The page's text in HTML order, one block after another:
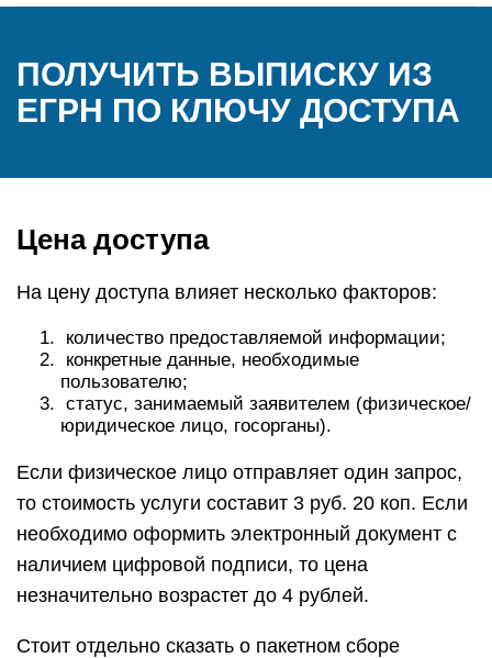
ПОЛУЧИТЬ ВЫПИСКУ ИЗ
ЕГРН ПО КЛЮЧУ ДОСТУПА
Цена доступа
На цену доступа влияет несколько факторов:
количество предоставляемой информации;
конкретные данные, необходимые
пользователю;
статус, занимаемый заявителем (физическое/
юридическое лицо, госорганы).
Если физическое лицо отправляет один запрос,
то стоимость услуги составит 3 руб. 20 коп. Если
необходимо оформить электронный документ с
наличием цифровой подписи, то цена
незначительно возрастет до 4 рублей.
Стоит отдельно сказать о пакетном сборе